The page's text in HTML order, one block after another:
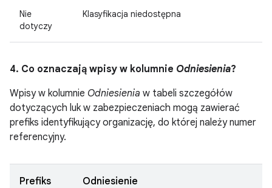
Nie
dotyczy
Klasyfikacja niedostępna
4. Co oznaczają wpisy w kolumnie Odniesienia?
Wpisy w kolumnie Odniesienia w tabeli szczegółów
dotyczących luk w zabezpieczeniach mogą zawierać
prefiks identyfikujący organizację, do której należy numer
referencyjny.
Prefiks Odniesienie